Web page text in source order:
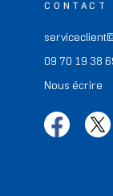
CONTACT
09 70 19 38
Nous écrire